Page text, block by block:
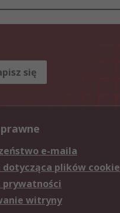
się
e-maila
plików cookie
prywatności
witryny